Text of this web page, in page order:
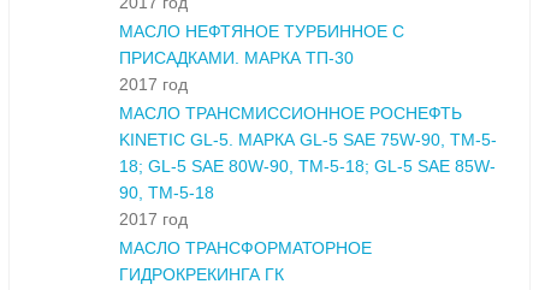
МАСЛО НЕФТЯНОЕ ТУРБИННОЕ С
ПРИСАДКАМИ. МАРКА ТП-30
2017 год
МАСЛО ТРАНСМИССИОННОЕ РОСНЕФТЬ
KINETIC GL-5. МАРКА GL-5 SAE 75W-90, ТМ-5-
18; GL-5 SAE 80W-90, ТМ-5-18; GL-5 SAE 85W-
90, ТМ-5-18
2017 год
МАСЛО ТРАНСФОРМАТОРНОЕ
ГИДРОКРЕКИНГА ГК